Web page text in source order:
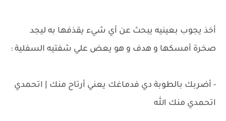
أخذ يجوب بعينيه يبحث عن أي شيء يقذفها به ليجد
صخرة أمسكها و هدف و هو يعض علي شفتيه السفلية :
- أضربك بالطوبة دي فدماغك يعني أرتاح منك | اتحمدي
اتحمدي منك الله